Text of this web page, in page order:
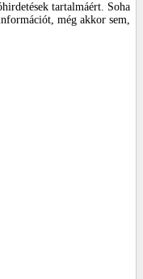
tartalmáért. Soha
még akkor sem,